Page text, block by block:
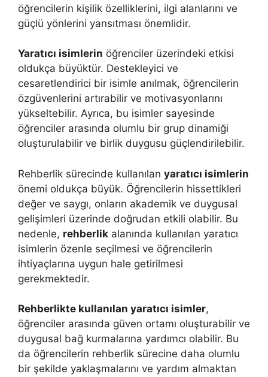
öğrencilerin kişilik özelliklerini, ilgi alanlarını ve
güçlü yönlerini yansıtması önemlidir.
Yaratıcı isimlerin öğrenciler üzerindeki etkisi
oldukça büyüktür. Destekleyici ve
cesaretlendirici bir isimle anılmak, öğrencilerin
özgüvenlerini artırabilir ve motivasyonlarını
yükseltebilir. Ayrıca, bu isimler sayesinde
öğrenciler arasında olumlu bir grup dinamiği
oluşturulabilir ve birlik duygusu güçlendirilebilir.
Rehberlik sürecinde kullanılan yaratıcı isimlerin
önemi oldukça büyük. Öğrencilerin hissettikleri
değer ve saygı, onların akademik ve duygusal
gelişimleri üzerinde doğrudan etkili olabilir. Bu
nedenle, rehberlik alanında kullanılan yaratıcı
isimlerin özenle seçilmesi ve öğrencilerin
ihtiyaçlarına uygun hale getirilmesi
gerekmektedir.
Rehberlikte kullanılan yaratıcı isimler,
öğrenciler arasında güven ortamı oluşturabilir ve
duygusal bağ kurmalarına yardımcı olabilir. Bu
da öğrencilerin rehberlik sürecine daha olumlu
bir şekilde yaklaşmalarını ve yardım almaktan